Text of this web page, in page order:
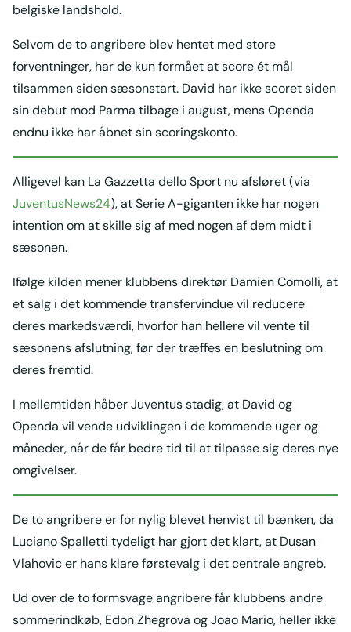
belgiske landshold.
Selvom de to angribere blev hentet med store
forventninger, har de kun formået at score ét mål
tilsammen siden sæsonstart. David har ikke scoret siden
sin debut mod Parma tilbage i august, mens Openda
endnu ikke har åbnet sin scoringskonto.
Alligevel kan La Gazzetta dello Sport nu afsløret (via
JuventusNews24), at Serie A-giganten ikke har nogen
intention om at skille sig af med nogen af dem midt i
sæsonen.
Ifølge kilden mener klubbens direktør Damien Comolli, at
et salg i det kommende transfervindue vil reducere
deres markedsværdi, hvorfor han hellere vil vente til
sæsonens afslutning, før der træffes en beslutning om
deres fremtid.
I mellemtiden håber Juventus stadig, at David og
Openda vil vende udviklingen i de kommende uger og
måneder, når de får bedre tid til at tilpasse sig deres nye
omgivelser.
De to angribere er for nylig blevet henvist til bænken, da
Luciano Spalletti tydeligt har gjort det klart, at Dusan
Vlahovic er hans klare førstevalg i det centrale angreb.
Ud over de to formsvage angribere får klubbens andre
sommerindkøb, Edon Zhegrova og Joao Mario, heller ikke